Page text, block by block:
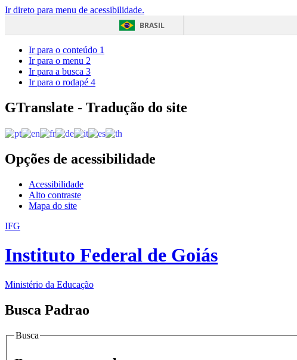
Ir direto para menu de acessibilidade.
BRASIL
Ir para o conteúdo 1
Ir para o menu 2
Ir para a busca 3
Ir para o rodapé 4
GTranslate - Tradução do site
Opções de acessibilidade
Acessibilidade
Alto contraste
Mapa do site
IFG
Instituto Federal de Goiás
Ministério da Educação
Busca Padrao
Busca